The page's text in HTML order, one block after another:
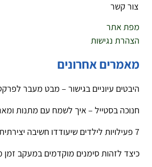
צור קשר
מפת אתר
הצהרת נגישות
מאמרים אחרונים
היבטים עיוניים בגישור – מבט מעבר
חנוכה בסטייל – איך לשמח עם מתנות
7 פעילויות לילדים שיעודדו חשיבה יצירתית מחוץ לקופסא
כיצד לזהות סימנים מוקדמים במעקב זמן